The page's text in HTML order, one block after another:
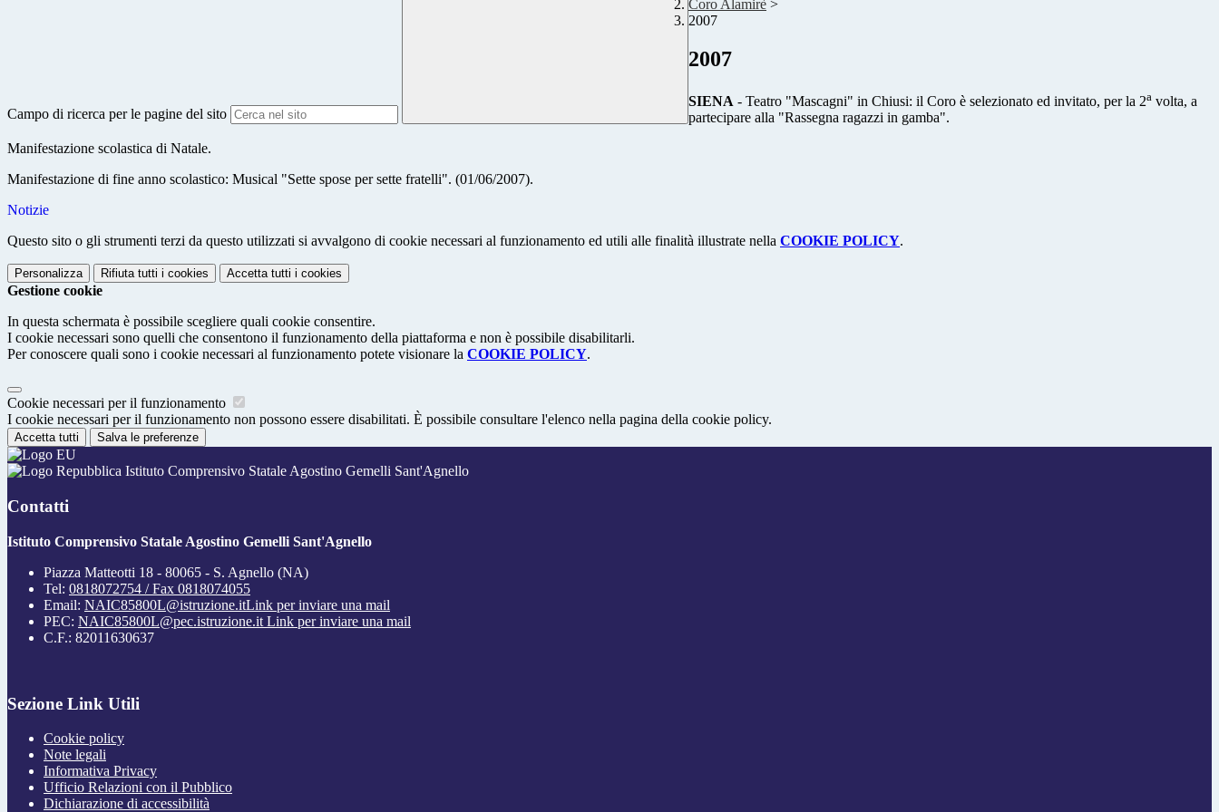
Campo di ricerca per le pagine del sito
Coro Alamirè >
2007
2007
SIENA - Teatro "Mascagni" in Chiusi: il Coro è selezionato ed invitato, per la 2a volta, a
partecipare alla "Rassegna ragazzi in gamba".
Manifestazione scolastica di Natale.
Manifestazione di fine anno scolastico: Musical "Sette spose per sette fratelli". (01/06/2007).
Notizie
Questo sito o gli strumenti terzi da questo utilizzati si avvalgono di cookie necessari al funzionamento ed utili alle finalità illustrate nella COOKIE POLICY.
Personalizza Rifiuta tutti i cookies Accetta tutti i cookies
Gestione cookie
In questa schermata è possibile scegliere quali cookie consentire.
I cookie necessari sono quelli che consentono il funzionamento della piattaforma e non è possibile disabilitarli.
Per conoscere quali sono i cookie necessari al funzionamento potete visionare la COOKIE POLICY.
Cookie necessari per il funzionamento
I cookie necessari per il funzionamento non possono essere disabilitati. È possibile consultare l'elenco nella pagina della cookie policy.
Accetta tutti Salva le preferenze
Istituto Comprensivo Statale Agostino Gemelli Sant'Agnello
Contatti
Istituto Comprensivo Statale Agostino Gemelli Sant'Agnello
Piazza Matteotti 18 - 80065 - S. Agnello (NA)
Tel: 0818072754 / Fax 0818074055
Email: NAIC85800L@istruzione.itLink per inviare una mail
PEC: NAIC85800L@pec.istruzione.it Link per inviare una mail
C.F.: 82011630637
Sezione Link Utili
Cookie policy
Note legali
Informativa Privacy
Ufficio Relazioni con il Pubblico
Dichiarazione di accessibilità